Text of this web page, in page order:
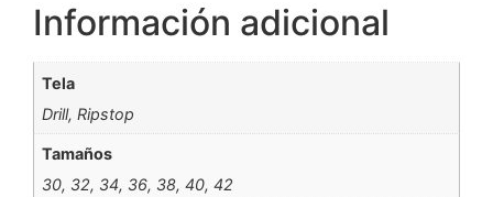
Información adicional
Tela
Drill, Ripstop
Tamaños
30, 32, 34, 36, 38, 40, 42